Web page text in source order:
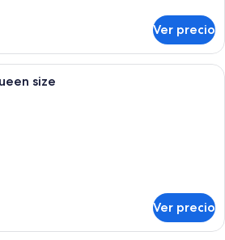
Ver precio
Habitación de hotel con dos camas,
size
Ver precio